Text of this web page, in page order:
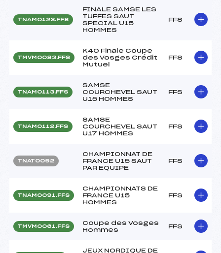
TNAM0123.FFS
FINALE SAMSE LES
TUFFES SAUT
SPECIAL U15
HOMMES
FFS
TMVM0083.FFS
K40 Finale Coupe
des Vosges Crédit
Mutuel
FFS
TNAM0113.FFS
SAMSE
COURCHEVEL SAUT
U15 HOMMES
FFS
TNAM0112.FFS
SAMSE
COURCHEVEL SAUT
U17 HOMMES
FFS
TNAT0092
CHAMPIONNAT DE
FRANCE U15 SAUT
PAR EQUIPE
FFS
TNAM0091.FFS
CHAMPIONNATS DE
FRANCE U15
HOMMES
FFS
TMVM0061.FFS
Coupe des Vosges
Hommes
FFS
JEUX NORDIQUE DE